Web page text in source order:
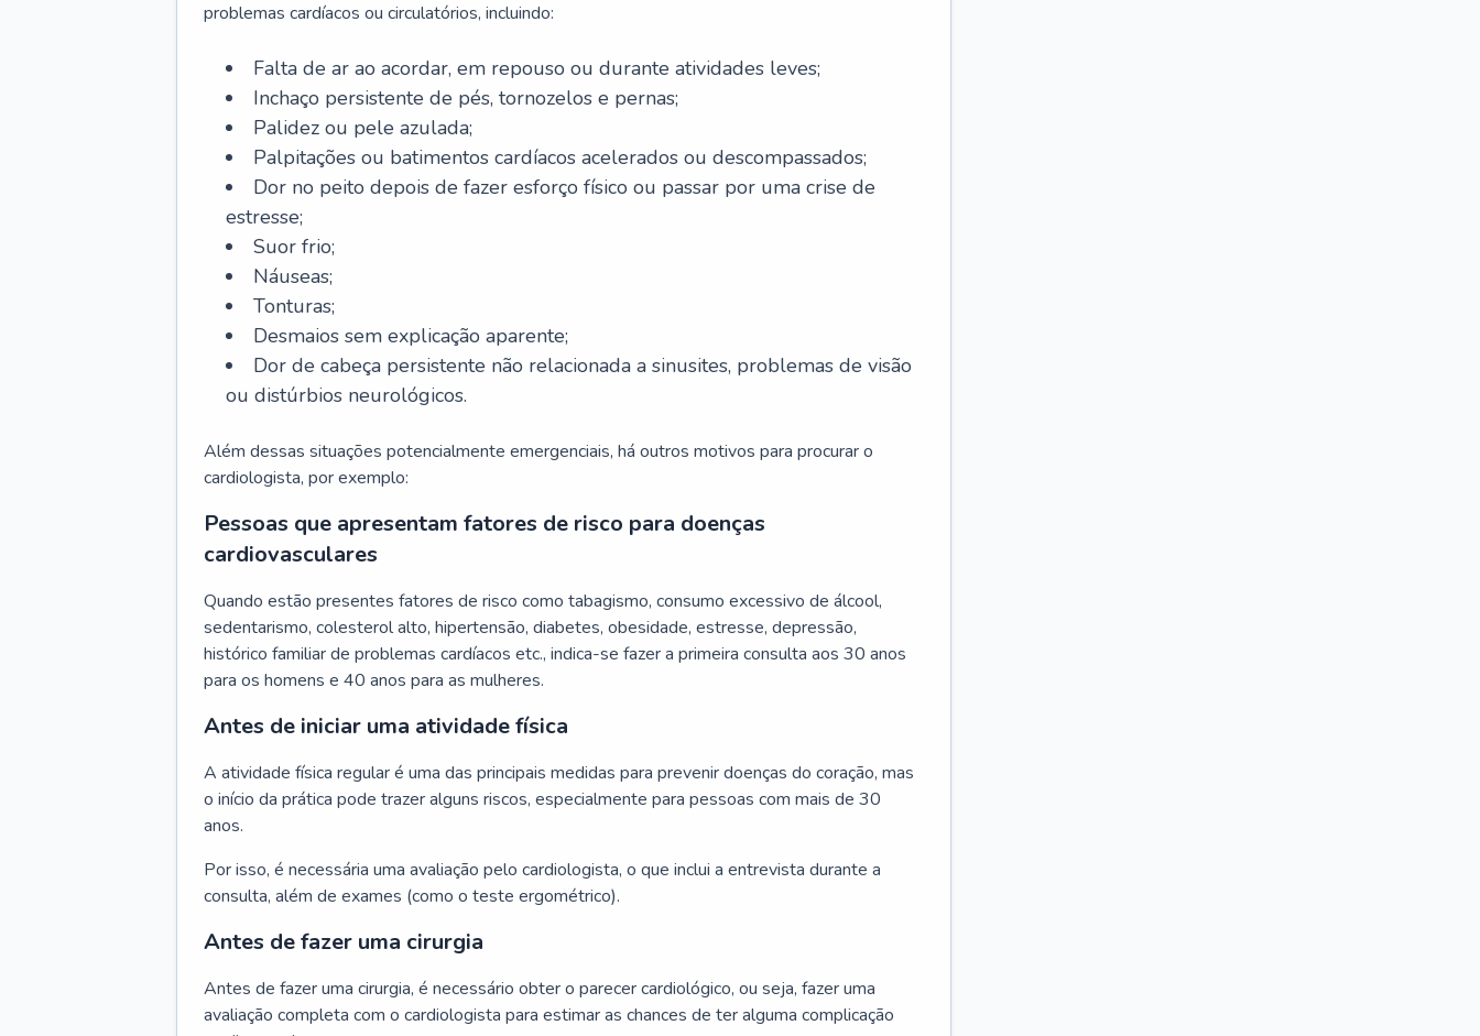
problemas cardíacos ou circulatórios, incluindo:
Falta de ar ao acordar, em repouso ou durante atividades leves;
Inchaço persistente de pés, tornozelos e pernas;
Palidez ou pele azulada;
Palpitações ou batimentos cardíacos acelerados ou descompassados;
Dor no peito depois de fazer esforço físico ou passar por uma crise de
estresse;
Suor frio;
Náuseas;
Tonturas;
Desmaios sem explicação aparente;
Dor de cabeça persistente não relacionada a sinusites, problemas de visão
ou distúrbios neurológicos.
Além dessas situações potencialmente emergenciais, há outros motivos para procurar o
cardiologista, por exemplo:
Pessoas que apresentam fatores de risco para doenças
cardiovasculares
Quando estão presentes fatores de risco como tabagismo, consumo excessivo de álcool,
sedentarismo, colesterol alto, hipertensão, diabetes, obesidade, estresse, depressão,
histórico familiar de problemas cardíacos etc., indica-se fazer a primeira consulta aos 30 anos
para os homens e 40 anos para as mulheres.
Antes de iniciar uma atividade física
A atividade física regular é uma das principais medidas para prevenir doenças do coração, mas
o início da prática pode trazer alguns riscos, especialmente para pessoas com mais de 30
anos.
Por isso, é necessária uma avaliação pelo cardiologista, o que inclui a entrevista durante a
consulta, além de exames (como o teste ergométrico).
Antes de fazer uma cirurgia
Antes de fazer uma cirurgia, é necessário obter o parecer cardiológico, ou seja, fazer uma
avaliação completa com o cardiologista para estimar as chances de ter alguma complicação